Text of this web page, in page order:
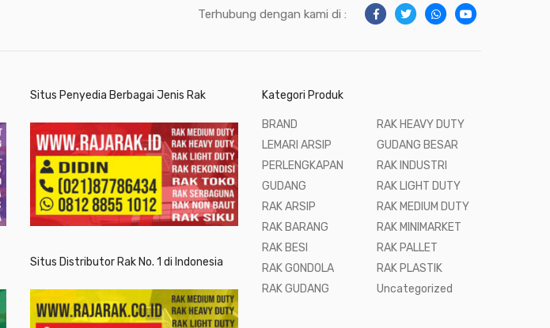
Terhubung dengan kami di :
Situs Penyedia Berbagai Jenis Rak
Situs Distributor Rak No. 1 di Indonesia
Kategori Produk
BRAND
LEMARI ARSIP
PERLENGKAPAN
GUDANG
RAK ARSIP
RAK BARANG
RAK BESI
RAK GONDOLA
RAK GUDANG
RAK HEAVY DUTY
GUDANG BESAR
RAK INDUSTRI
RAK LIGHT DUTY
RAK MEDIUM DUTY
RAK MINIMARKET
RAK PALLET
RAK PLASTIK
Uncategorized